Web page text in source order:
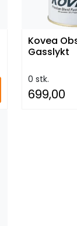
Kovea
Gasslykt
0 stk.
699,00